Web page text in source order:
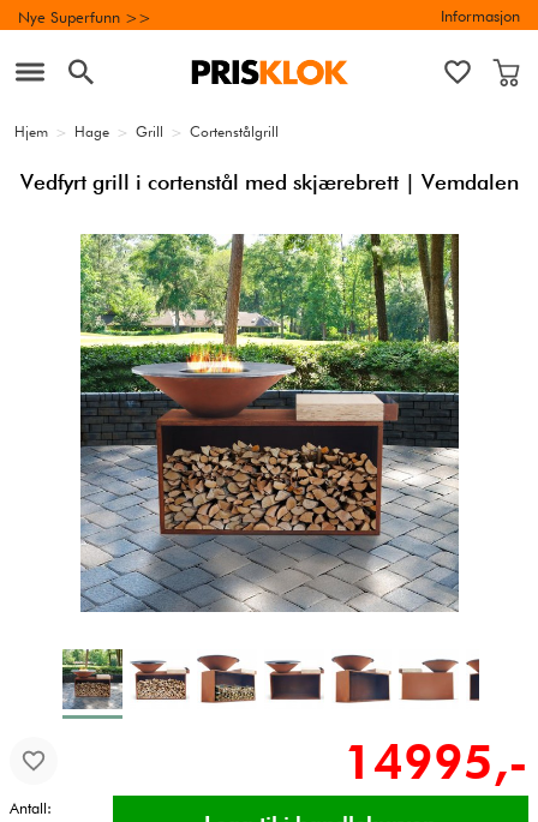
Nye Superfunn >> Informasjon
Hjem > Hage > Grill > Cortenstålgrill
Vedfyrt grill i cortenstål med skjærebrett | Vemdalen
14995,-
Antall: